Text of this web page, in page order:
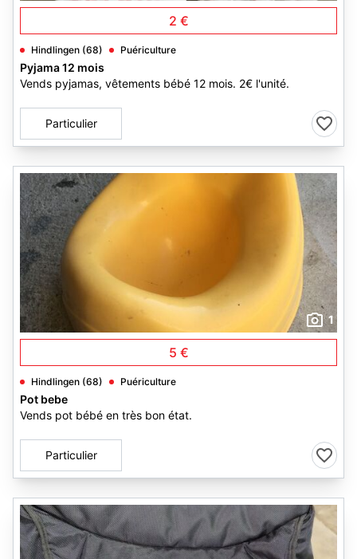
2 €
Hindlingen (68) Puériculture
Pyjama 12 mois
Vends pyjamas, vêtements bébé 12 mois. 2€ l'unité.
Particulier
1
5 €
Hindlingen (68) Puériculture
Pot bebe
Vends pot bébé en très bon état.
Particulier